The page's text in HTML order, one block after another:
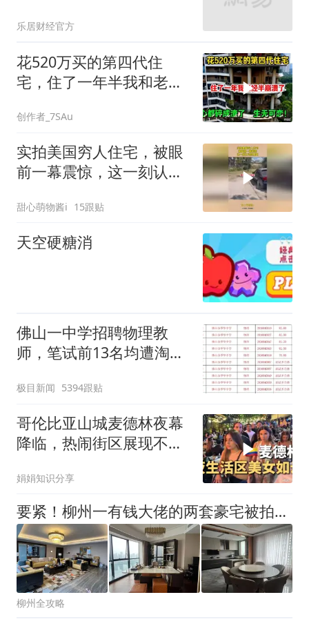
乐居财经官方
花520万买的第四代住
宅，住了一年半我和老公
创作者_7SAu
实拍美国穷人住宅，被眼
前一幕震惊，这一刻认识
甜心萌物酱i 15跟贴
天空硬糖消
佛山一中学招聘物理教
师，笔试前13名均遭淘
聘，成立调查组全面核查
极目新闻 5394跟贴
哥伦比亚山城麦德林夜幕
降临，热闹街区展现不一
娟娟知识分享
要紧！柳州一有钱大佬的两套豪宅被拍卖，被人430万元、259万元拿下！
柳州全攻略